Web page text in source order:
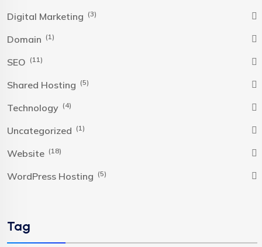
Digital Marketing (3)
Domain (1)
SEO (11)
Shared Hosting (5)
Technology (4)
Uncategorized (1)
Website (18)
WordPress Hosting (5)
Tag